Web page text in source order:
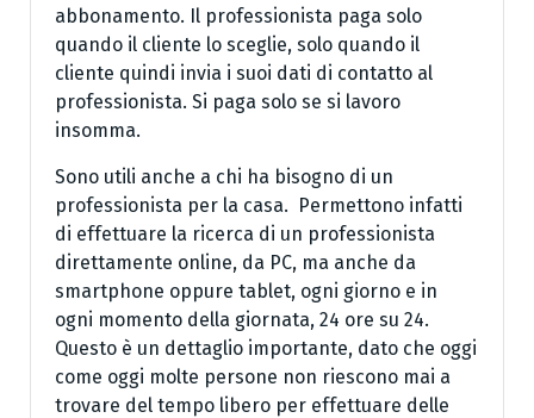
abbonamento. Il professionista paga solo
quando il cliente lo sceglie, solo quando il
cliente quindi invia i suoi dati di contatto al
professionista. Si paga solo se si lavoro
insomma.
Sono utili anche a chi ha bisogno di un
professionista per la casa. Permettono infatti
di effettuare la ricerca di un professionista
direttamente online, da PC, ma anche da
smartphone oppure tablet, ogni giorno e in
ogni momento della giornata, 24 ore su 24.
Questo è un dettaglio importante, dato che oggi
come oggi molte persone non riescono mai a
trovare del tempo libero per effettuare delle